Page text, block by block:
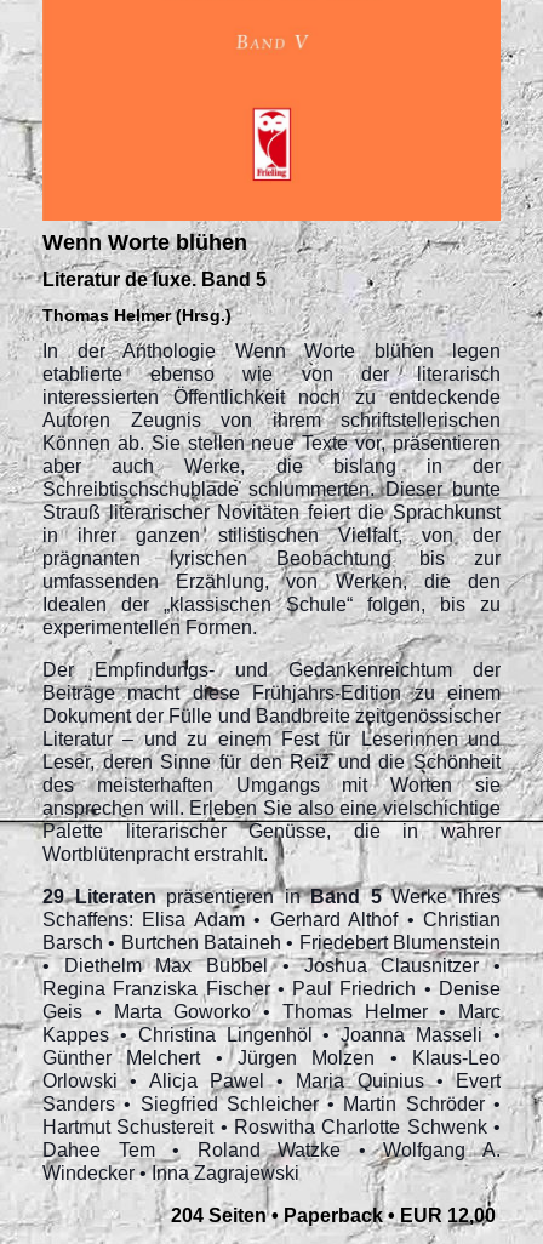
Wenn Worte blühen
Literatur de luxe. Band 5
Thomas Helmer (Hrsg.)
In der Anthologie Wenn Worte blühen legen
etablierte ebenso wie von der literarisch
interessierten Öffentlichkeit noch zu entdeckende
Autoren Zeugnis von ihrem schriftstellerischen
Können ab. Sie stellen neue Texte vor, präsentieren
aber auch Werke, die bislang in der
Schreibtischschublade schlummerten. Dieser bunte
Strauß literarischer Novitäten feiert die Sprachkunst
in ihrer ganzen stilistischen Vielfalt, von der
prägnanten lyrischen Beobachtung bis zur
umfassenden Erzählung, von Werken, die den
Idealen der „klassischen Schule“ folgen, bis zu
experimentellen Formen.
Der Empfindungs- und Gedankenreichtum der
Beiträge macht diese Frühjahrs-Edition zu einem
Dokument der Fülle und Bandbreite zeitgenössischer
Literatur – und zu einem Fest für Leserinnen und
Leser, deren Sinne für den Reiz und die Schönheit
des meisterhaften Umgangs mit Worten sie
ansprechen will. Erleben Sie also eine vielschichtige
Palette literarischer Genüsse, die in wahrer
Wortblütenpracht erstrahlt.
29 Literatenpräsentieren inBand 5Werke ihres
Schaffens: Elisa Adam • Gerhard Althof • Christian
Barsch • Burtchen Bataineh • Friedebert Blumenstein
• Diethelm Max Bubbel • Joshua Clausnitzer •
Regina Franziska Fischer • Paul Friedrich • Denise
Geis • Marta Goworko • Thomas Helmer • Marc
Kappes • Christina Lingenhöl • Joanna Masseli •
Günther Melchert • Jürgen Molzen • Klaus-Leo
Orlowski • Alicja Pawel • Maria Quinius • Evert
Sanders • Siegfried Schleicher • Martin Schröder •
Hartmut Schustereit • Roswitha Charlotte Schwenk •
Dahee Tem • Roland Watzke • Wolfgang A.
Windecker • Inna Zagrajewski
204 Seiten • Paperback• EUR 12,00